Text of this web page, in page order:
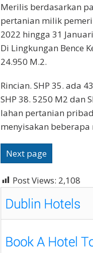
Merilis berdasarkan
pertanian milik
2022 hingga 31
Di Lingkungan Bence
24.950 M.2.
Rincian. SHP 35. ada
SHP 38. 5250 M2 dan
lahan pertanian
menyisakan beberapa
Next page
Post Views: 2,108